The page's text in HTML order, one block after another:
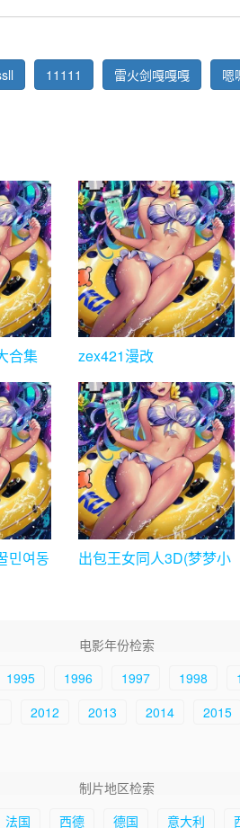
11111 雷火剑嘎嘎嘎 嗯
合集 zex421漫改
민여동
出包王女同人3D(梦梦小
电影年份检索
1995 1996 1997 1998
2012 2013 2014 2015
制片地区检索
法国 西德 德国 意大利